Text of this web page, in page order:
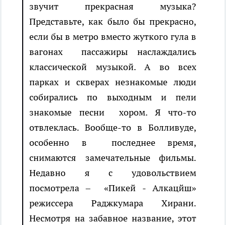
звучит прекрасная музыка?
Представьте, как было бы прекрасно,
если бы в метро вместо жуткого гула в
вагонах пассажиры наслаждались
классической музыкой. А во всех
парках и скверах незнакомые люди
собирались по выходным и пели
знакомые песни хором. Я что-то
отвлеклась. Вообще-то в Болливуде,
особенно в последнее время,
снимаются замечательные фильмы.
Недавно я с удовольствием
посмотрела – «Пикей - Алкацйш»
режиссера Раджкумара Хирани.
Несмотря на забавное название, этот